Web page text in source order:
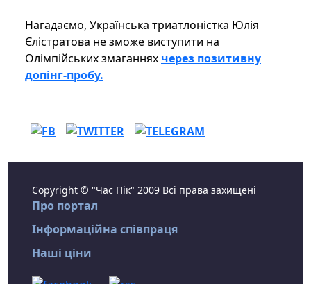
Нагадаємо, Українська триатлоністка Юлія
Єлістратова не зможе виступити на
Олімпійських змаганнях через позитивну
допінг-пробу.
Copyright © "Час Пік" 2009 Всі права захищені
Про портал
Інформаційна співпраця
Наші ціни